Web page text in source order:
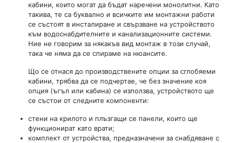
кабини, които могат да бъдат наречени монолитни. Като
такива, те са буквално и всичките им монтажни работи
се състоят в инсталиране и свързване на устройството
към водоснабдителните и канализационните системи.
Ние не говорим за някакъв вид монтаж в този случай,
така че няма да се спираме на нюансите.
Що се отнася до производствените опции за сглобяеми
кабини, трябва да се подчертае, че без значение коя
опция (ъгъл или кабина) се използва, устройството ще
се състои от следните компоненти:
стени на крилото и плъзгащи се панели, които ще
функционират като врати;
комплект от устройства, предназначени за снабдяване с